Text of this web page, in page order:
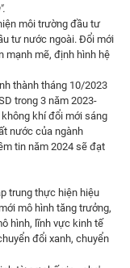
môi trường đầu tư
tư nước ngoài. Đổi mới
mạnh mẽ, định hình hệ
thành tháng 10/2023
trong 3 năm 2023-
khí đổi mới sáng
nước của ngành
tin năm 2024 sẽ đạt
trung thực hiện hiệu
mô hình tăng trưởng,
hình, lĩnh vực kinh tế
đổi xanh, chuyển